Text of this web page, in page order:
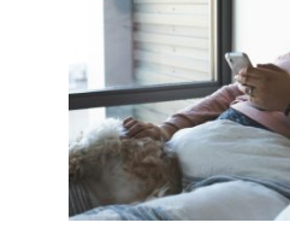
súčasnosti. Ľudí s
zvyčajne trápia rôzne
byť umocnené spaním
matraci. Je dôležité
nároky na matrac má
a úplne iné osoba s
sa okolo 150 kg.